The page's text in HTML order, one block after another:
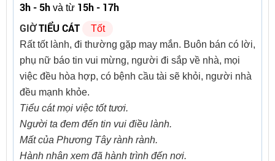
3h - 5h và từ 15h - 17h
GIỜTIỂU CÁT
Tốt
Rất tốt lành, đi thường gặp may mắn. Buôn bán có lời,
phụ nữ báo tin vui mừng, người đi sắp về nhà, mọi
việc đều hòa hợp, có bệnh cầu tài sẽ khỏi, người nhà
đều mạnh khỏe.
Tiểu cát mọi việc tốt tươi.
Người ta đem đến tin vui điều lành.
Mất của Phương Tây rành rành.
Hành nhân xem đã hành trình đến nơi.